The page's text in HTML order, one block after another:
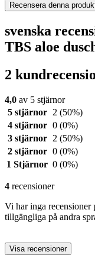
Recensera denna
svenska
TBS aloe
2
4,0 av 5 stjärnor
5 stjärnor
2 (50%)
4 stjärnor 0 (0%)
3 stjärnor
2 (50%)
2 stjärnor 0 (0%)
1 Stjärnor 0 (0%)
4 recensioner
Vi har inga recensioner
tillgängliga på andra
Visa recensioner